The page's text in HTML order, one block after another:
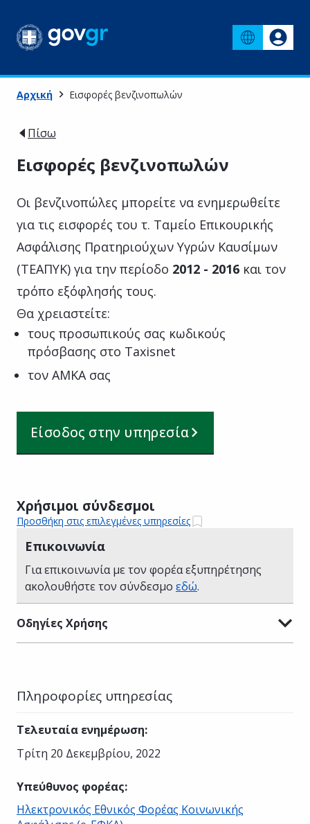
Αρχική Εισφορές βενζινοπωλών
Πίσω
Εισφορές βενζινοπωλών
Οι βενζινοπώλες μπορείτε να ενημερωθείτε
για τις εισφορές του τ. Ταμείο Επικουρικής
Ασφάλισης Πρατηριούχων Υγρών Καυσίμων
(ΤΕΑΠΥΚ) για την περίοδο 2012 - 2016 και τον
τρόπο εξόφλησής τους.
Θα χρειαστείτε:
τους προσωπικούς σας κωδικούς
πρόσβασης στο Taxisnet
τον ΑΜΚΑ σας
Είσοδος στην υπηρεσία
Χρήσιμοι σύνδεσμοι
Προσθήκη στις επιλεγμένες υπηρεσίες
Επικοινωνία
Για επικοινωνία με τον φορέα εξυπηρέτησης
ακολουθήστε τον σύνδεσμο εδώ.
Οδηγίες Χρήσης
Πληροφορίες υπηρεσίας
Τελευταία ενημέρωση:
Τρίτη 20 Δεκεμβρίου, 2022
Υπεύθυνος φορέας:
Ηλεκτρονικός Εθνικός Φορέας Κοινωνικής